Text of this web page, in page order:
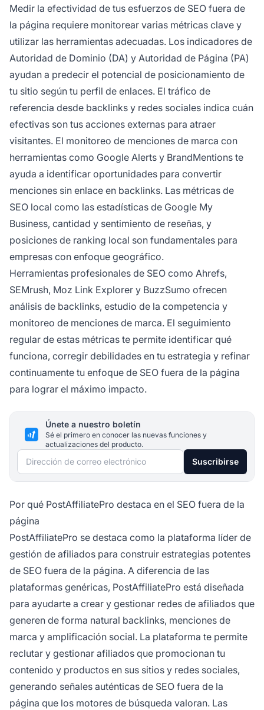
Medir la efectividad de tus esfuerzos de SEO fuera de
la página requiere monitorear varias métricas clave y
utilizar las herramientas adecuadas. Los indicadores de
Autoridad de Dominio (DA) y Autoridad de Página (PA)
ayudan a predecir el potencial de posicionamiento de
tu sitio según tu perfil de enlaces. El tráfico de
referencia desde backlinks y redes sociales indica cuán
efectivas son tus acciones externas para atraer
visitantes. El monitoreo de menciones de marca con
herramientas como Google Alerts y BrandMentions te
ayuda a identificar oportunidades para convertir
menciones sin enlace en backlinks. Las métricas de
SEO local como las estadísticas de Google My
Business, cantidad y sentimiento de reseñas, y
posiciones de ranking local son fundamentales para
empresas con enfoque geográfico.
Herramientas profesionales de SEO como Ahrefs,
SEMrush, Moz Link Explorer y BuzzSumo ofrecen
análisis de backlinks, estudio de la competencia y
monitoreo de menciones de marca. El seguimiento
regular de estas métricas te permite identificar qué
funciona, corregir debilidades en tu estrategia y refinar
continuamente tu enfoque de SEO fuera de la página
para lograr el máximo impacto.
Únete a nuestro boletín
Sé el primero en conocer las nuevas funciones y
actualizaciones del producto.
Dirección de correo electrónico Suscribirse
Por qué PostAffiliatePro destaca en el SEO fuera de la
página
PostAffiliatePro se destaca como la plataforma líder de
gestión de afiliados para construir estrategias potentes
de SEO fuera de la página. A diferencia de las
plataformas genéricas, PostAffiliatePro está diseñada
para ayudarte a crear y gestionar redes de afiliados que
generen de forma natural backlinks, menciones de
marca y amplificación social. La plataforma te permite
reclutar y gestionar afiliados que promocionan tu
contenido y productos en sus sitios y redes sociales,
generando señales auténticas de SEO fuera de la
página que los motores de búsqueda valoran. Las